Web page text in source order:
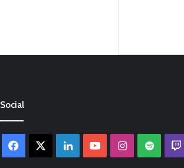
Social
Facebook LinkedInYouTubeInstagram
Spotify